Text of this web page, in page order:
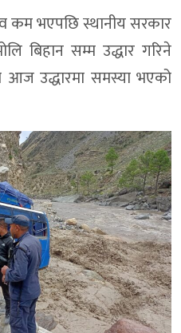
कम भएपछि स्थानीय सरकार
बिहान सम्म उद्धार गरिने
उद्धारमा समस्या भएको